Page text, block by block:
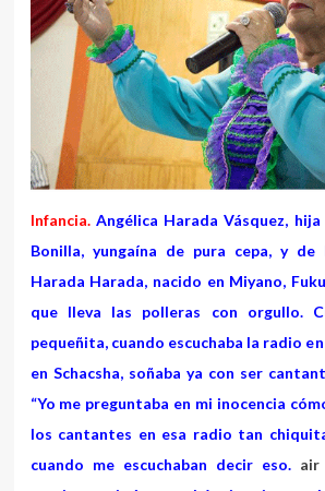
Infancia.Angélica Harada Vásquez, hija
Bonilla, yungaína de pura cepa, y
Harada Harada, nacido en Miyano,
que lleva las polleras con orgullo.
pequeñita, cuando escuchaba la radio
en Schacsha, soñaba ya con ser
“Yo me preguntaba en mi inocencia
los cantantes en esa radio tan
cuando me escuchaban decir eso. air